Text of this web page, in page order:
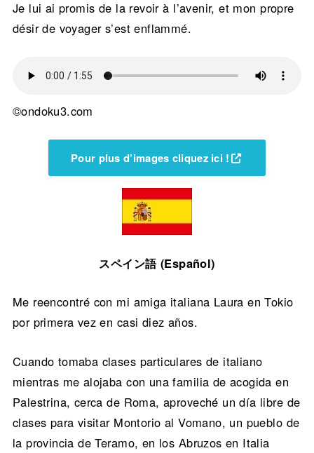
Je lui ai promis de la revoir à l’avenir, et mon propre
désir de voyager s’est enflammé.
©ondoku3.com
Pour plus d’images cliquez ici !
スペイン語 (Español)
Me reencontré con mi amiga italiana Laura en Tokio
por primera vez en casi diez años.
Cuando tomaba clases particulares de italiano
mientras me alojaba con una familia de acogida en
Palestrina, cerca de Roma, aproveché un día libre de
clases para visitar Montorio al Vomano, un pueblo de
la provincia de Teramo, en los Abruzos en Italia